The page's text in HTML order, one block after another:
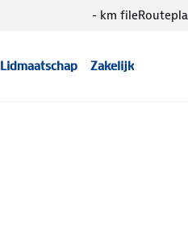
Lidmaatschap Zakelijk
- km file